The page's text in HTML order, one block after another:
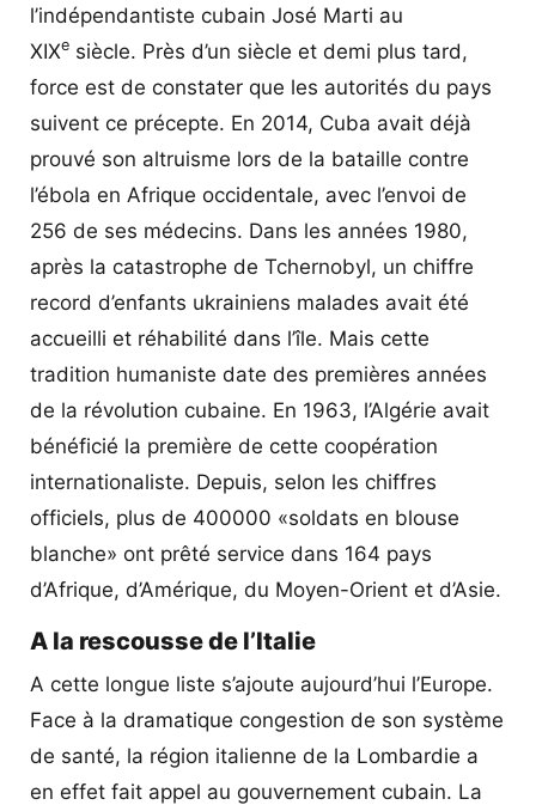
l’indépendantiste cubain José Marti au
XIXe siècle. Près d’un siècle et demi plus tard,
force est de constater que les autorités du pays
suivent ce précepte. En 2014, Cuba avait déjà
prouvé son altruisme lors de la bataille contre
l’ébola en Afrique occidentale, avec l’envoi de
256 de ses médecins. Dans les années 1980,
après la catastrophe de Tchernobyl, un chiffre
record d’enfants ukrainiens malades avait été
accueilli et réhabilité dans l’île. Mais cette
tradition humaniste date des premières années
de la révolution cubaine. En 1963, l’Algérie avait
bénéficié la première de cette coopération
internationaliste. Depuis, selon les chiffres
officiels, plus de 400000 «soldats en blouse
blanche» ont prêté service dans 164 pays
d’Afrique, d’Amérique, du Moyen-Orient et d’Asie.
A la rescousse de l’Italie
A cette longue liste s’ajoute aujourd’hui l’Europe.
Face à la dramatique congestion de son système
de santé, la région italienne de la Lombardie a
en effet fait appel au gouvernement cubain. La